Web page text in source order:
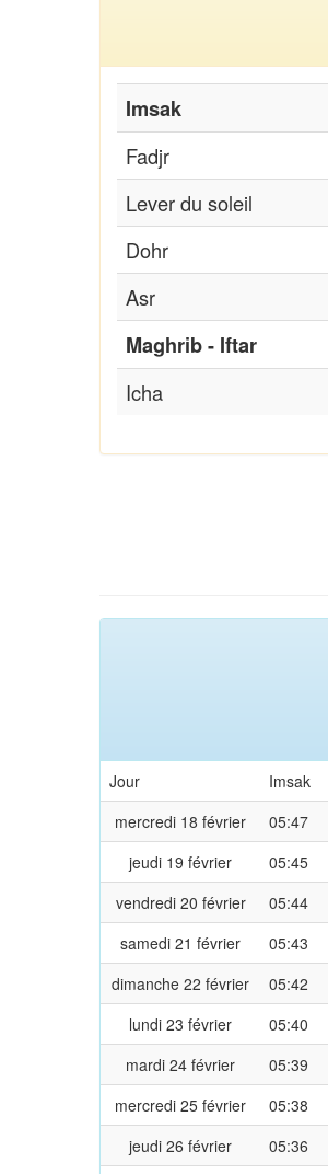
Imsak
Fadjr
Lever du soleil
Dohr
Asr
Maghrib - Iftar
Icha
Jour Imsak
mercredi 18 février
05:47
jeudi 19 février
05:45
vendredi 20 février
05:44
samedi 21 février
05:43
dimanche 22 février
05:42
lundi 23 février
05:40
mardi 24 février
05:39
mercredi 25 février
05:38
jeudi 26 février
05:36